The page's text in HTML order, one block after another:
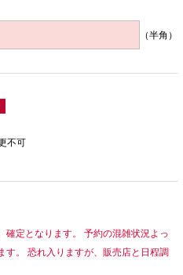
（半角）
不可
定となります。 予約の混雑状況よっ
す。 恐れ入りますが、販売店と日程調